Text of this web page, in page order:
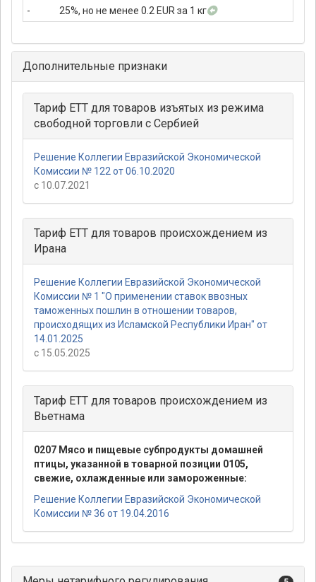
-
25%, но не менее 0.2 EUR за 1 кг
Дополнительные признаки
Тариф ЕТТ для товаров изъятых из режима
свободной торговли с Сербией
Решение Коллегии Евразийской Экономической
Комиссии № 122 от 06.10.2020
с 10.07.2021
Тариф ЕТТ для товаров происхождением из
Ирана
Решение Коллегии Евразийской Экономической
Комиссии № 1 "О применении ставок ввозных
таможенных пошлин в отношении товаров,
происходящих из Исламской Республики Иран" от
14.01.2025
с 15.05.2025
Тариф ЕТТ для товаров происхождением из
Вьетнама
0207 Мясо и пищевые субпродукты домашней
птицы, указанной в товарной позиции 0105,
свежие, охлажденные или замороженные:
Решение Коллегии Евразийской Экономической
Комиссии № 36 от 19.04.2016